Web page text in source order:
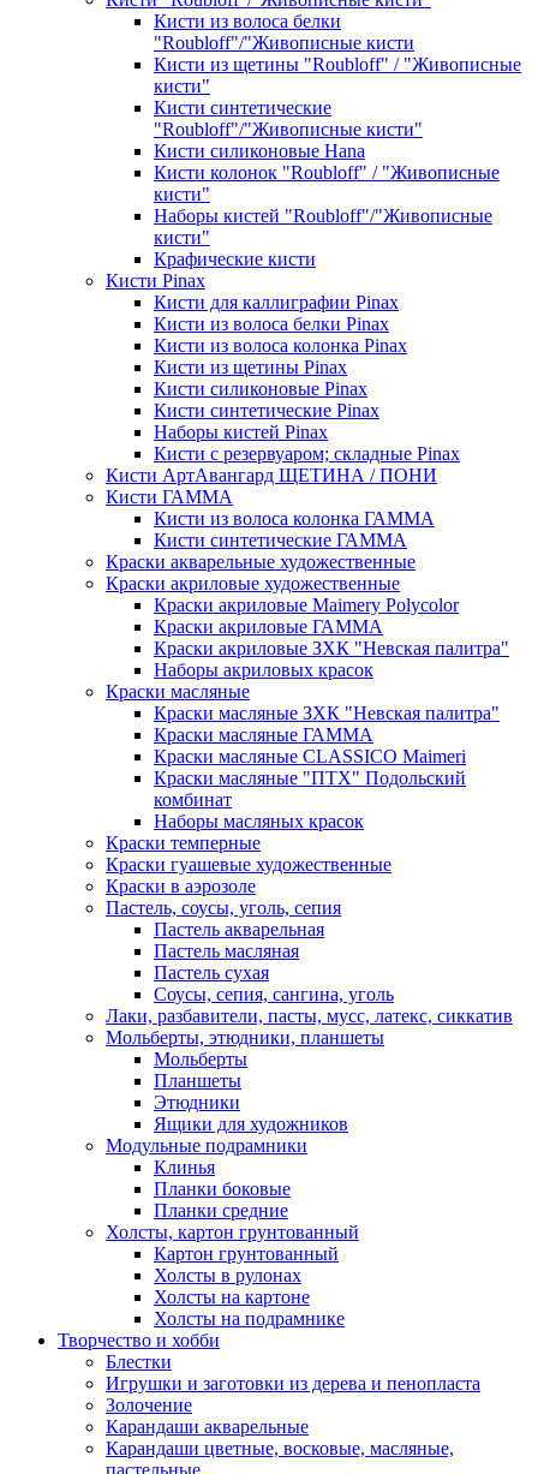
Кисти из волоса белки
"Roubloff"/"Живописные кисти
Кисти из щетины "Roubloff" / "Живописные
кисти"
Кисти синтетические
"Roubloff"/"Живописные кисти"
Кисти силиконовые Hana
Кисти колонок "Roubloff" / "Живописные
кисти"
Наборы кистей "Roubloff"/"Живописные
кисти"
Крафические кисти
Кисти Pinax
Кисти для каллиграфии Pinax
Кисти из волоса белки Pinax
Кисти из волоса колонка Pinax
Кисти из щетины Pinax
Кисти силиконовые Pinax
Кисти синтетические Pinax
Наборы кистей Pinax
Кисти с резервуаром; складные Pinax
Кисти АртАвангард ЩЕТИНА / ПОНИ
Кисти ГАММА
Кисти из волоса колонка ГАММА
Кисти синтетические ГАММА
Краски акварельные художественные
Краски акриловые художественные
Краски акриловые Maimery Polycolor
Краски акриловые ГАММА
Краски акриловые ЗХК "Невская палитра"
Наборы акриловых красок
Краски масляные
Краски масляные ЗХК "Невская палитра"
Краски масляные ГАММА
Краски масляные CLASSICO Maimeri
Краски масляные "ПТХ" Подольский
комбинат
Наборы масляных красок
Краски темперные
Краски гуашевые художественные
Краски в аэрозоле
Пастель, соусы, уголь, сепия
Пастель акварельная
Пастель масляная
Пастель сухая
Соусы, сепия, сангина, уголь
Лаки, разбавители, пасты, мусс, латекс, сиккатив
Мольберты, этюдники, планшеты
Мольберты
Планшеты
Этюдники
Ящики для художников
Модульные подрамники
Клинья
Планки боковые
Планки средние
Холсты, картон грунтованный
Картон грунтованный
Холсты в рулонах
Холсты на картоне
Холсты на подрамнике
Творчество и хобби
Блестки
Игрушки и заготовки из дерева и пенопласта
Золочение
Карандаши акварельные
Карандаши цветные, восковые, масляные,
пастельные